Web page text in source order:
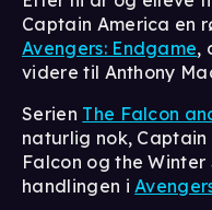
Captain America en
Avengers: Endgame,
videre til Anthony
Serien The Falcon
naturlig nok, Captain
Falcon og the
handlingen i